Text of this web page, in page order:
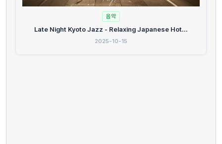
음악
Late Night Kyoto Jazz - Relaxing Japanese Hot...
2025-10-15